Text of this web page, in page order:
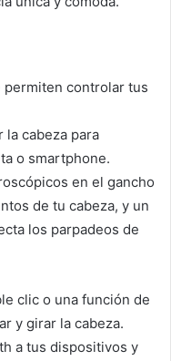
permiten controlar tus
la cabeza para
o smartphone.
en el gancho
de tu cabeza, y un
los parpadeos de
clic o una función de
y girar la cabeza.
a tus dispositivos y